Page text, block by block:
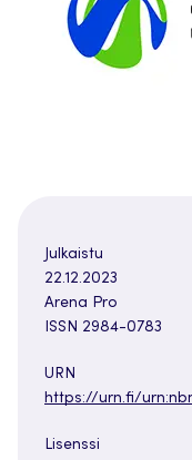
Julkaistu
22.12.2023
Arena Pro
ISSN 2984-0783
URN
https://urn.fi/
Lisenssi